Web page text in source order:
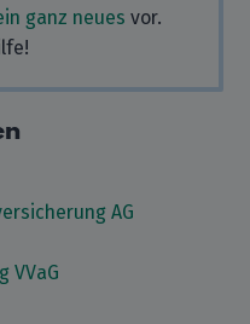
ganz neues vor.
AG
VVaG